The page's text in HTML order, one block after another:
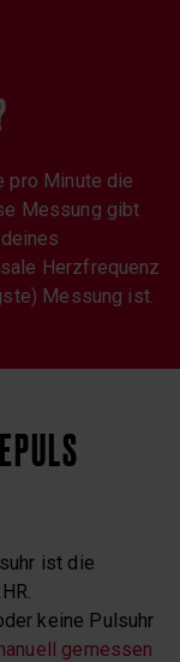
pro Minute die
Messung gibt
Herzfrequenz
Messung ist.
ist die
keine Pulsuhr
gemessen